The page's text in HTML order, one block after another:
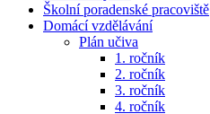
Školní poradenské pracoviště
Domácí vzdělávání
Plán učiva
1. ročník
2. ročník
3. ročník
4. ročník